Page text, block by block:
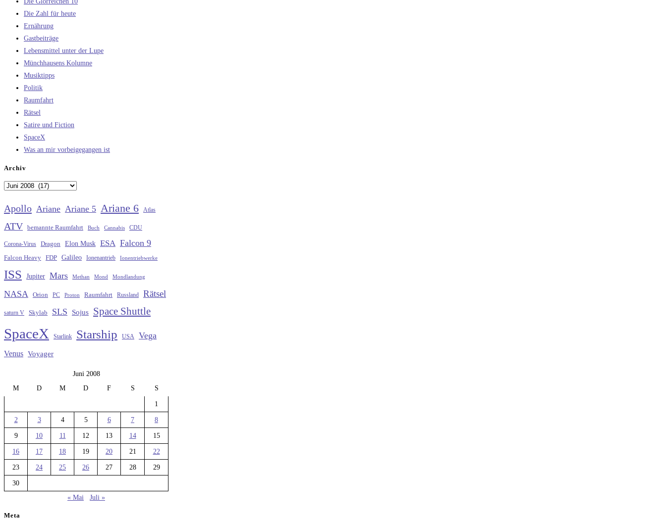
Die Zahl für heute
Ernährung
Gastbeiträge
Lebensmittel unter der Lupe
Münchhausens Kolumne
Musiktipps
Politik
Raumfahrt
Rätsel
Satire und Fiction
SpaceX
Was an mir vorbeigegangen ist
Archiv
Archiv
Apollo Ariane Ariane 5 Ariane 6 Atlas
ATV bemannte Raumfahrt Buch Cannabis CDU
Corona-Virus Dragon Elon Musk ESA Falcon 9
Falcon Heavy FDP Galileo Ionenantrieb Ionentriebwerke
ISS Jupiter Mars Methan Mond Mondlandung
NASA Orion PC Proton Raumfahrt Russland Rätsel
saturn V Skylab SLS Sojus Space Shuttle
SpaceX Starlink Starship USA Vega
Venus Voyager
Juni 2008
M
D M D F S S
1
2 3 4 5 6 7 8
9 10 11 12 13 14 15
16 17 18 19 20 21 22
23 24 25 26 27 28 29
30
« Mai
Juli »
Meta